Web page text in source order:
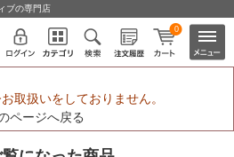
ブの専門店
0
取扱いをしておりません。
ページへ戻る